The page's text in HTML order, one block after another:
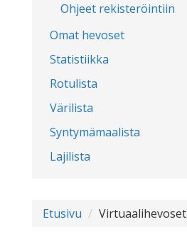
Ohjeet rekisteröintiin
Omat hevoset
Statistiikka
Rotulista
Värilista
Syntymämaalista
Lajilista
Etusivu Virtuaalihevoset